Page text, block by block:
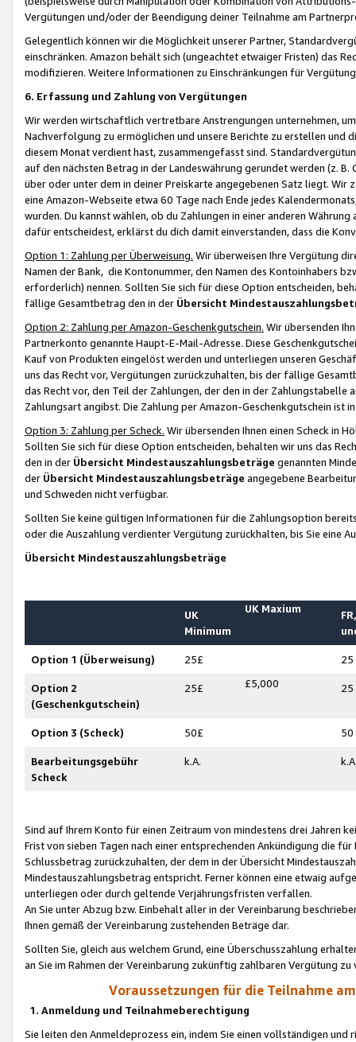
Vergütungen und/oder der Beendigung deiner Teilnahme am
Gelegentlich können wir die Möglichkeit unserer Partner,
einschränken. Amazon behält sich (ungeachtet etwaiger Fristen) das
modifizieren. Weitere Informationen zu Einschränkungen für
6. Erfassung und Zahlung von Vergütungen
Wir werden wirtschaftlich vertretbare Anstrengungen unternehmen,
Nachverfolgung zu ermöglichen und unsere Berichte zu erstellen und
diesem Monat verdient hast, zusammengefasst sind.
auf den nächsten Betrag in der Landeswährung gerundet werden (z.
über oder unter dem in deiner Preiskarte angegebenen Satz liegt.
eine Amazon-Webseite etwa 60 Tage nach Ende jedes
wurden. Du kannst wählen, ob du Zahlungen in einer anderen
dafür entscheidest, erklärst du dich damit einverstanden, dass die
Option 1: Zahlung per Überweisung. Wir überweisen Ihre Vergütung
Namen der Bank, die Kontonummer, den Namen des Kontoinhabers
erforderlich) nennen. Sollten Sie sich für diese Option entscheiden,
fällige Gesamtbetrag den in der Übersicht
Option 2: Zahlung per Amazon-Geschenkgutschein. Wir übersenden
Partnerkonto genannte Haupt-E-Mail-Adresse. Diese
Kauf von Produkten eingelöst werden und unterliegen unseren
uns das Recht vor, Vergütungen zurückzuhalten, bis der fällige
das Recht vor, den Teil der Zahlungen, der den in der
Zahlungsart angibst. Die Zahlung per Amazon-Geschenkgutschein ist
Option 3: Zahlung per Scheck. Wir übersenden Ihnen einen Scheck in
Sollten Sie sich für diese Option entscheiden, behalten wir uns das
den in der Übersicht Mindestauszahlungsbeträge genannten
der Übersicht Mindestauszahlungsbeträge angegebene
und Schweden nicht verfügbar.
Sollten Sie keine gültigen Informationen für die Zahlungsoption
oder die Auszahlung verdienter Vergütung zurückhalten, bis Sie
Übersicht Mindestauszahlungsbeträge
UK
Minimum
UK Maxium
Option 1 (Überweisung) 25£ 25
Option 2
(Geschenkgutschein)
25£ £5,000 25
Option 3 (Scheck) 50£ 50
Bearbeitungsgebühr
Scheck
k.A.
Sind auf Ihrem Konto für einen Zeitraum von mindestens drei Jahren
Frist von sieben Tagen nach einer entsprechenden Ankündigung die
Schlussbetrag zurückzuhalten, der dem in der Übersicht
Mindestauszahlungsbetrag entspricht. Ferner können eine etwaig
unterliegen oder durch geltende Verjährungsfristen verfallen.
An Sie unter Abzug bzw. Einbehalt aller in der Vereinbarung
Ihnen gemäß der Vereinbarung zustehenden Beträge dar.
Sollten Sie, gleich aus welchem Grund, eine Überschusszahlung
an Sie im Rahmen der Vereinbarung zukünftig zahlbaren Vergütung zu
Voraussetzungen für die Teilnahme
1. Anmeldung und Teilnahmeberechtigung
Sie leiten den Anmeldeprozess ein, indem Sie einen vollständigen